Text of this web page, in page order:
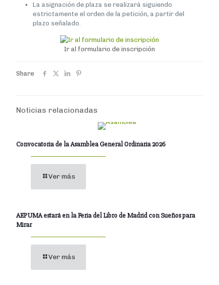
La asignación de plaza se realizará siguiendo
estrictamente el orden de la petición, a partir del
plazo señalado.
Ir al formulario de inscripción
Share
Noticias relacionadas
Convocatoria de la Asamblea General Ordinaria 2026
Ver más
AEPUMA estará en la Feria del Libro de Madrid con Sueños para
Mirar
Ver más